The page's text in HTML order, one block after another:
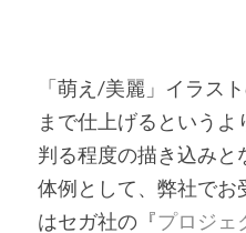
「萌え/美麗」イラス
まで仕上げるという
判る程度の描き込み
体例として、弊社でお
はセガ社の『プロジェ